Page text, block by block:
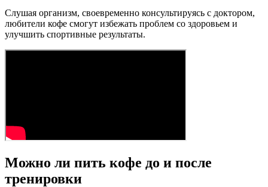
Слушая организм, своевременно консультируясь с доктором,
любители кофе смогут избежать проблем со здоровьем и
улучшить спортивные результаты.
Можно ли пить кофе до и после
тренировки